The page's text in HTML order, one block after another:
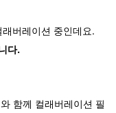
버레이션 중인데요.
다.
함께 컬래버레이션 필